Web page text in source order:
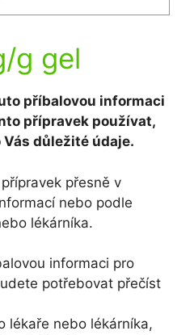
g gel
příbalovou informaci
přípravek používat,
důležité údaje.
přesně v
nebo podle
lékárníka.
informaci pro
potřebovat přečíst
lékaře nebo lékárníka,